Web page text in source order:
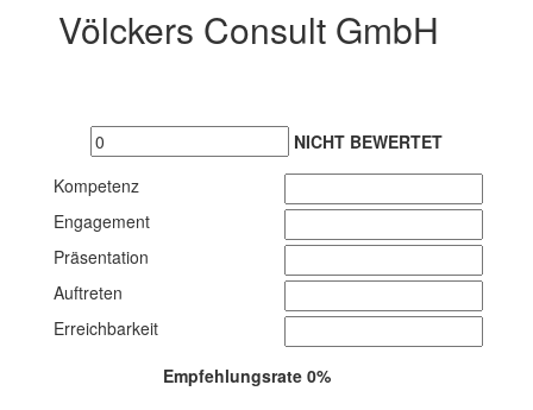
Völckers Consult GmbH
NICHT BEWERTET
Kompetenz
Engagement
Präsentation
Auftreten
Erreichbarkeit
Empfehlungsrate 0%